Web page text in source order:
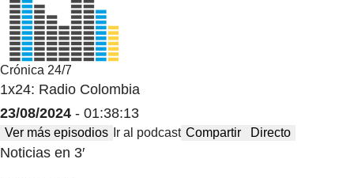
Crónica 24/7
1x24: Radio Colombia
23/08/2024 - 01:38:13
Ver más episodios Ir al podcast Compartir Directo
Noticias en 3′